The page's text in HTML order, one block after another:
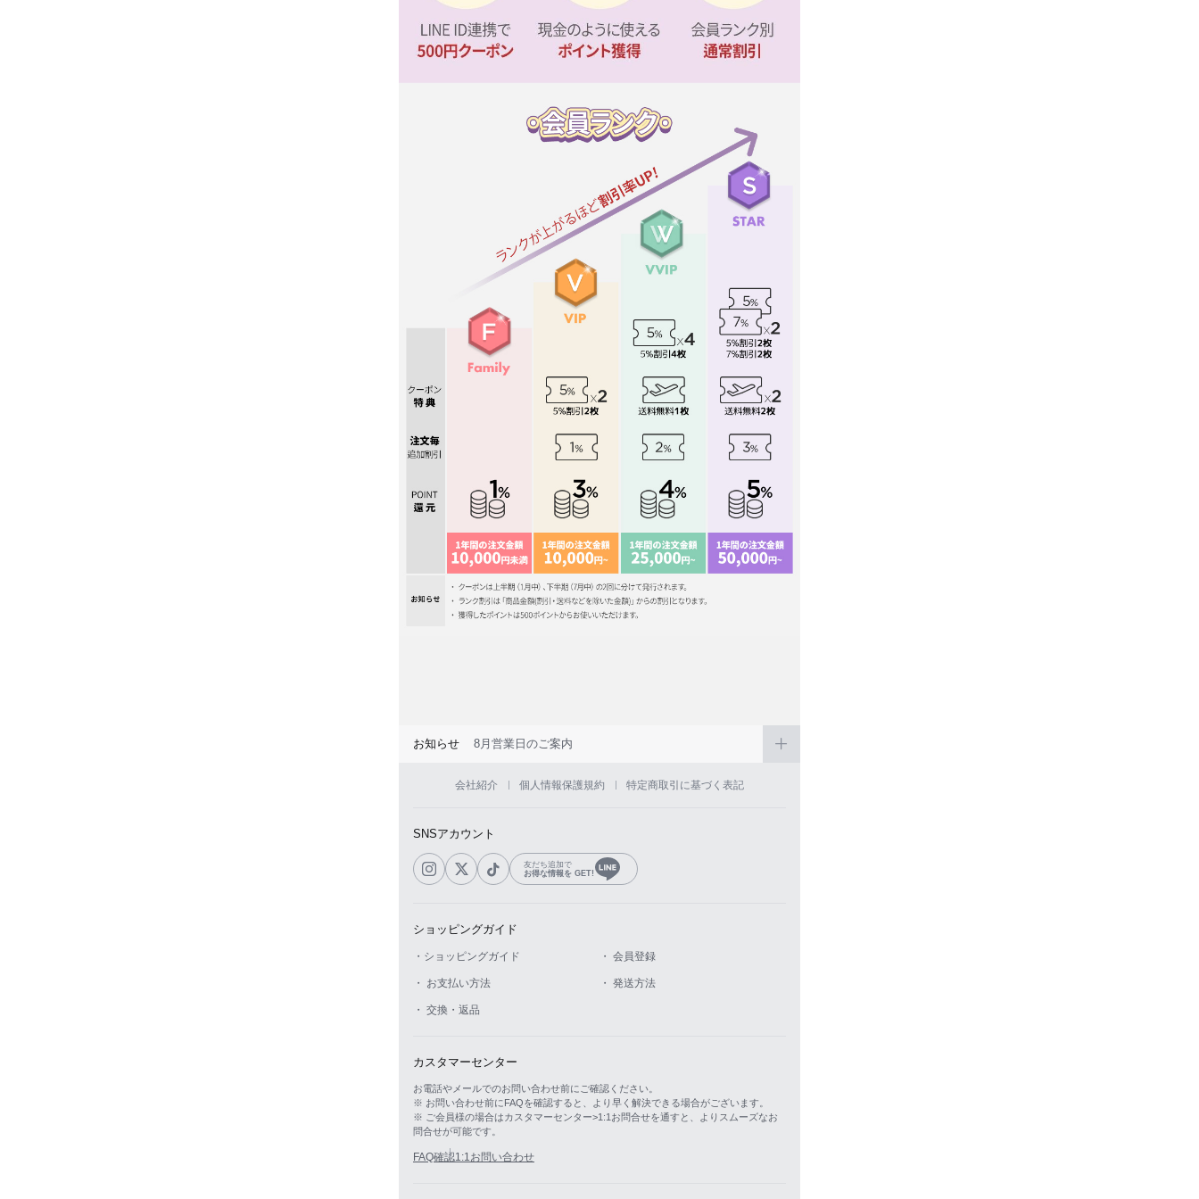
お知らせ 8月営業日のご案内
会社紹介 個人情報保護規約 特定商取引に基づく表記
SNSアカウント
友だち追加で
お得な情報を GET!
ショッピングガイド
・ショッピングガイド ・ 会員登録
・ お支払い方法 ・ 発送方法
・ 交換・返品
カスタマーセンター
お電話やメールでのお問い合わせ前にご確認ください。
※ お問い合わせ前にFAQを確認すると、より早く解決できる場合がございます。
※ ご会員様の場合はカスタマーセンター>1:1お問合せを通すと、よりスムーズなお
問合せが可能です。
FAQ確認1:1お問い合わせ